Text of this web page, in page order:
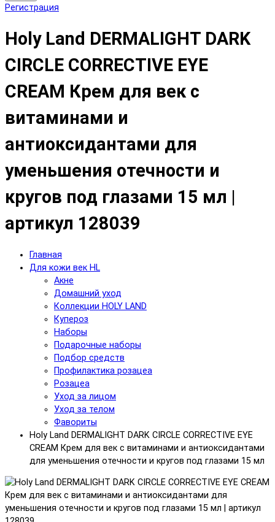
Регистрация
Holy Land DERMALIGHT DARK
CIRCLE CORRECTIVE EYE
CREAM Крем для век с
витаминами и
антиоксидантами для
уменьшения отечности и
кругов под глазами 15 мл |
артикул 128039
Главная
Для кожи век HL
Акне
Домашний уход
Коллекции HOLY LAND
Купероз
Наборы
Подарочные наборы
Подбор средств
Профилактика розацеа
Розацеа
Уход за лицом
Уход за телом
Фавориты
Holy Land DERMALIGHT DARK CIRCLE CORRECTIVE EYE
CREAM Крем для век с витаминами и антиоксидантами
для уменьшения отечности и кругов под глазами 15 мл